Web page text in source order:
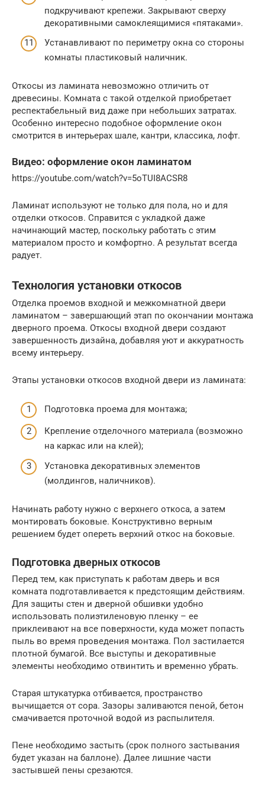
подкручивают крепежи. Закрывают сверху
декоративными самоклеящимися «пятаками».
Устанавливают по периметру окна со стороны
комнаты пластиковый наличник.
Откосы из ламината невозможно отличить от
древесины. Комната с такой отделкой приобретает
респектабельный вид даже при небольших затратах.
Особенно интересно подобное оформление окон
смотрится в интерьерах шале, кантри, классика, лофт.
Видео: оформление окон ламинатом
https://youtube.com/watch?v=5oTUI8ACSR8
Ламинат используют не только для пола, но и для
отделки откосов. Справится с укладкой даже
начинающий мастер, поскольку работать с этим
материалом просто и комфортно. А результат всегда
радует.
Технология установки откосов
Отделка проемов входной и межкомнатной двери
ламинатом – завершающий этап по окончании монтажа
дверного проема. Откосы входной двери создают
завершенность дизайна, добавляя уют и аккуратность
всему интерьеру.
Этапы установки откосов входной двери из ламината:
Подготовка проема для монтажа;
Крепление отделочного материала (возможно
на каркас или на клей);
Установка декоративных элементов
(молдингов, наличников).
Начинать работу нужно с верхнего откоса, а затем
монтировать боковые. Конструктивно верным
решением будет опереть верхний откос на боковые.
Подготовка дверных откосов
Перед тем, как приступать к работам дверь и вся
комната подготавливается к предстоящим действиям.
Для защиты стен и дверной обшивки удобно
использовать полиэтиленовую пленку – ее
приклеивают на все поверхности, куда может попасть
пыль во время проведения монтажа. Пол застилается
плотной бумагой. Все выступы и декоративные
элементы необходимо отвинтить и временно убрать.
Старая штукатурка отбивается, пространство
вычищается от сора. Зазоры заливаются пеной, бетон
смачивается проточной водой из распылителя.
Пене необходимо застыть (срок полного застывания
будет указан на баллоне). Далее лишние части
застывшей пены срезаются.